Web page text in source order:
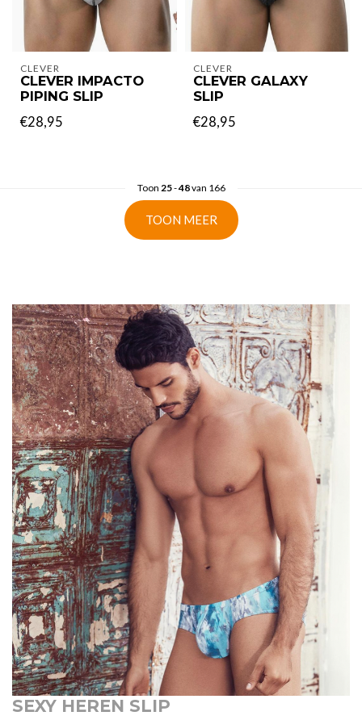
CLEVER
CLEVER IMPACTO
PIPING SLIP
€28,95
CLEVER
CLEVER GALAXY
SLIP
€28,95
Toon 25-48van 166
TOON MEER
SEXY HEREN SLIP